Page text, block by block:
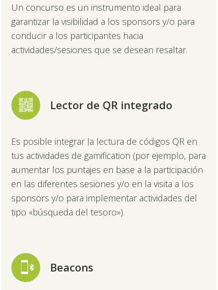
Un concurso es un instrumento ideal para
garantizar la visibilidad a los sponsors y/o para
conducir a los participantes hacia
actividades/sesiones que se desean resaltar.
Lector de QR integrado
Es posible integrar la lectura de códigos QR en
tus actividades de gamification (por ejemplo, para
aumentar los puntajes en base a la participación
en las diferentes sesiones y/o en la visita a los
sponsors y/o para implementar actividades del
tipo «búsqueda del tesoro»).
Beacons